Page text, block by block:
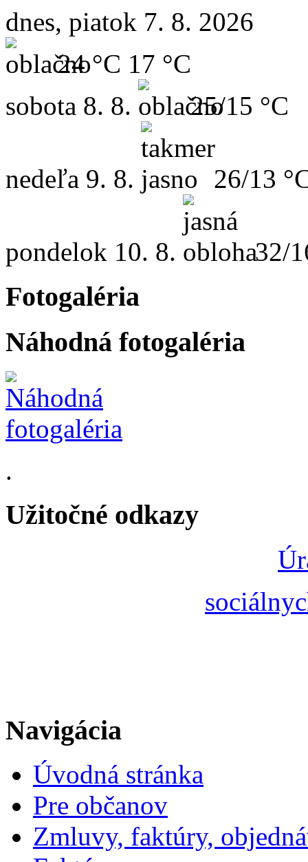
dnes, piatok 7. 8. 2026
24 °C 17 °C
sobota 8. 8. 25/15 °C
nedeľa 9. 8. 26/13
pondelok 10. 8. 32/
Fotogaléria
Náhodná fotogaléria
.
Užitočné odkazy
Navigácia
Úvodná stránka
Pre občanov
Zmluvy, faktúry,